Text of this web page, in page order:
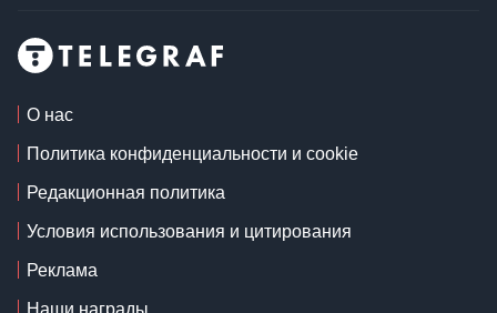
О нас
Политика конфиденциальности и cookie
Редакционная политика
Условия использования и цитирования
Реклама
Наши награды